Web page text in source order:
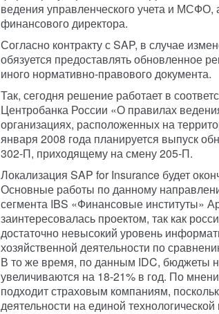
ведения управленческого учета и МСФО,
финансового директора.
Согласно контракту с SAP, в случае
обязуется предоставлять обновленное
иного нормативно-правового документа.
Так, сегодня решение работает в
Центробанка России «О правилах
организациях, расположенных на
января 2008 года планируется выпуск
302-П, приходящему на смену 205-П.
Локализация SAP for Insurance будет
Основные работы по данному
сегмента IBS «Финансовые институты»
заинтересовалась проектом, так как
достаточно невысокий уровень
хозяйственной деятельности по
В то же время, по данным IDC, бюджеты
увеличиваются на 18-21% в год. По
подходит страховым компаниям,
деятельности на единой